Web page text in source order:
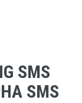
SMS
SMS